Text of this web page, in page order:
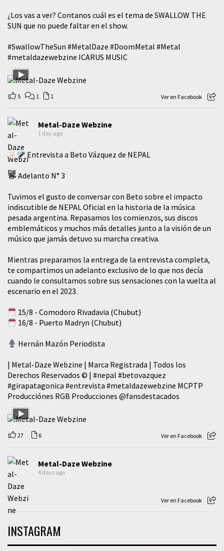
¿Los vas a ver? Contanos cuál es el tema de SWALLOW THE
SUN que no puede faltar en el show.
#SwallowTheSun #MetalDaze #DoomMetal #Metal
#metaldazewebzine ICARUS MUSIC
5 1 1 Ver en Facebook
Metal-Daze Webzine
1 day ago
Entrevista a Beto Vázquez de NEPAL
Adelanto N° 3
Tuvimos el gusto de conversar con Beto sobre el impacto
indiscutible de NEPAL Oficial en la historia de la música
pesada argentina. Repasamos los comienzos, sus discos
emblemáticos y muchos más detalles junto a la visión de un
músico que jamás detuvo su marcha creativa.
Mientras preparamos la entrega de la entrevista completa,
te compartimos un adelanto exclusivo de lo que nos decía
cuando le consultamos sobre sus sensaciones con la vuelta al
escenario en el 2023.
15/8 - Comodoro Rivadavia (Chubut)
16/8 - Puerto Madryn (Chubut)
Hernán Mazón Periodista
| Metal-Daze Webzine | Marca Registrada | Todos los
Derechos Reservados © | #nepal #betovazquez
#girapatagonica #entrevista #metaldazewebzine MCPTP
Producciónes RGB Producciones @fansdestacados
27 6 Ver en Facebook
Metal-Daze Webzine
4 days ago
Ver en Facebook
INSTAGRAM